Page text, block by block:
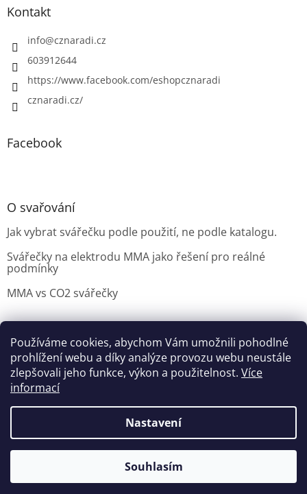
Používáme cookies, abychom Vám umožnili pohodlné
prohlížení webu a díky analýze provozu webu neustále
zlepšovali jeho funkce, výkon a použitelnost. Více
informací
Nastavení
Souhlasím
Kontakt
info@cznaradi.cz
603912644
https://www.facebook.com/eshopcznaradi
cznaradi.cz/
Facebook
O svařování
Jak vybrat svářečku podle použití, ne podle katalogu.
Svářečky na elektrodu MMA jako řešení pro reálné
podmínky
MMA vs CO2 svářečky
Možnosti doručení Nakupovani Možností platby
Výběr svářečky
Vytvořil Shoptet
czNARADI. Všechna práva vyhrazena.